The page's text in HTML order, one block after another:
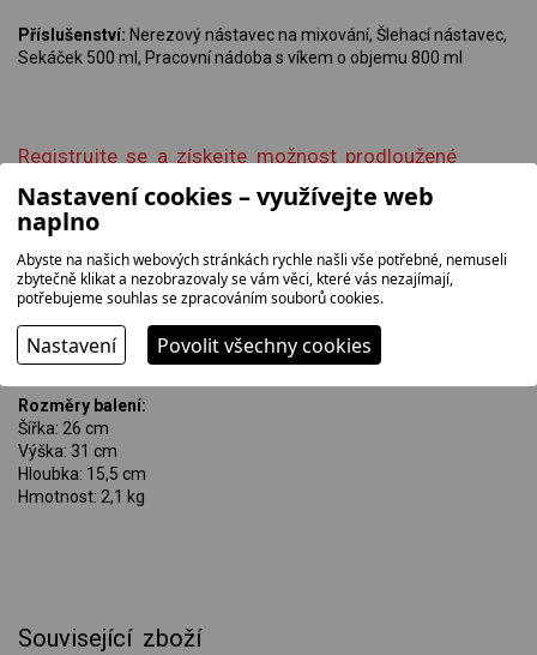
Příslušenství: Nerezový nástavec na mixování, Šlehací nástavec,
Sekáček 500 ml, Pracovní nádoba s víkem o objemu 800 ml
Registrujte se a získejte možnost prodloužené
Rozměry výrobku:
Šířka: 7 cm
Hloubka: 7 cm
Hmotnost: 1,62 kg
Rozměry balení:
Šířka: 26 cm
Výška: 31 cm
Hloubka: 15,5 cm
Hmotnost: 2,1 kg
Související zboží
Nastavení cookies – využívejte web
naplno
Abyste na našich webových stránkách rychle našli vše potřebné, nemuseli
zbytečně klikat a nezobrazovaly se vám věci, které vás nezajímají,
potřebujeme souhlas se zpracováním souborů cookies.
Nastavení Povolit všechny cookies